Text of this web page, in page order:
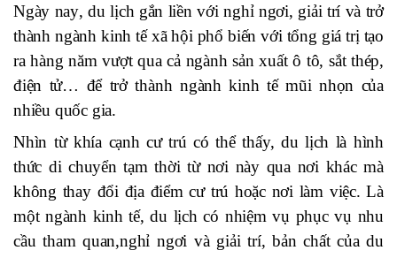
Ngày nay, du lịch gắn liền với nghỉ ngơi, giải trí và trở
thành ngành kinh tế xã hội phổ biến với tổng giá trị tạo
ra hàng năm vượtquacả ngành sản xuất ô tô, sắt thép,
điện tử… để trở thành ngành kinh tế mũi nhọn của
nhiều quốc gia.
Nhìn từ khía cạnh cư trú có thể thấy, du lịch là hình
thức di chuyển tạm thời từ nơi này qua nơi khác mà
không thay đổi địa điểm cư trú hoặc nơi làm việc. Là
một ngành kinh tế,du lịch có nhiệm vụ phục vụ nhu
cầu tham quan,nghỉ ngơi và giải trí, bản chất của du